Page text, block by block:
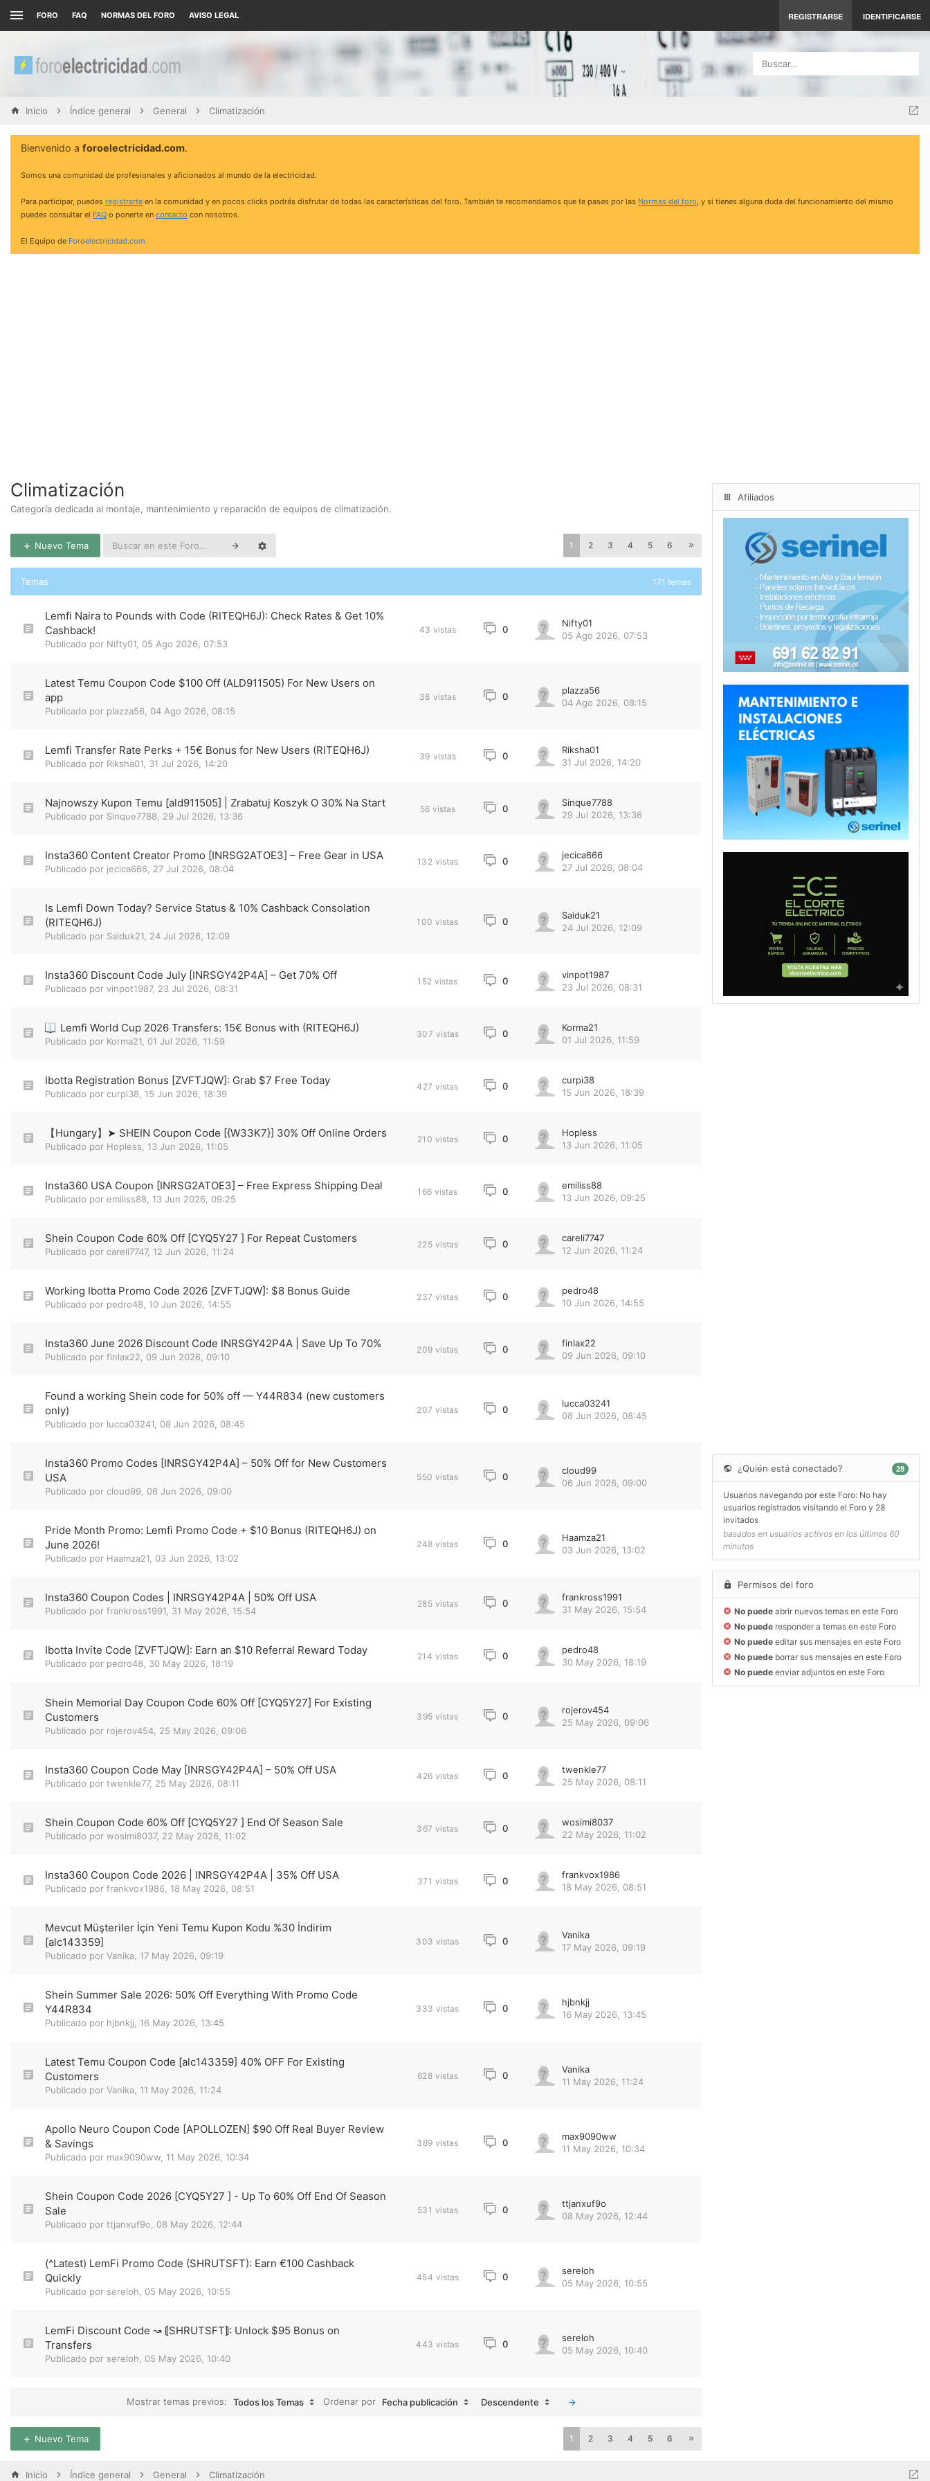
FORO FAQ NORMAS DEL FORO AVISO LEGAL REGISTRARSE IDENTIFICARSE
Buscar…
Inicio Índice general General Climatización
Bienvenido a foroelectricidad.com.
Somos una comunidad de profesionales y aficionados al mundo de la electricidad.
Para participar, puedes registrarte en la comunidad y en pocos clicks podrás disfrutar de todas las características del foro. También te recomendamos que te pases por las Normas del foro, y si tienes alguna duda del funcionamiento del mismo
puedes consultar el FAQ o ponerte en contacto con nosotros.
El Equipo de Foroelectricidad.com
Climatización
Categoría dedicada al montaje, mantenimiento y reparación de equipos de climatización.
Nuevo Tema 1 2 3 4 5 6
Temas 171 temas
Lemfi Naira to Pounds with Code (RITEQH6J): Check Rates & Get 10%
Cashback!
Publicado por Nifty01 05 Ago 2026, 07:53
43 vistas 0
Nifty01
05 Ago 2026, 07:53
Latest Temu Coupon Code $100 Off (ALD911505) For New Users on
app
Publicado por plazza56 04 Ago 2026, 08:15
38 vistas 0
plazza56
04 Ago 2026, 08:15
Lemfi Transfer Rate Perks + 15€ Bonus for New Users (RITEQH6J)
Publicado por Riksha01 31 Jul 2026, 14:20
39 vistas 0
Riksha01
31 Jul 2026, 14:20
Najnowszy Kupon Temu [ald911505] | Zrabatuj Koszyk O 30% Na Start
Publicado por Sinque7788 29 Jul 2026, 13:36
56 vistas 0
Sinque7788
29 Jul 2026, 13:36
Insta360 Content Creator Promo [INRSG2ATOE3] – Free Gear in USA
Publicado por jecica666 27 Jul 2026, 08:04
132 vistas 0
jecica666
27 Jul 2026, 08:04
Is Lemfi Down Today? Service Status & 10% Cashback Consolation
(RITEQH6J)
Publicado por Saiduk21 24 Jul 2026, 12:09
100 vistas 0
Saiduk21
24 Jul 2026, 12:09
Insta360 Discount Code July [INRSGY42P4A] – Get 70% Off
Publicado por vinpot1987, 23 Jul 2026, 08:31
152 vistas 0
vinpot1987
23 Jul 2026, 08:31
Lemfi World Cup 2026 Transfers: 15€ Bonus with (RITEQH6J)
Publicado por Korma21 01 Jul 2026, 11:59
307 vistas 0
Korma21
01 Jul 2026, 11:59
Ibotta Registration Bonus [ZVFTJQW]: Grab $7 Free Today
Publicado por curpi38 15 Jun 2026, 18:39
427 vistas 0
curpi38
15 Jun 2026, 18:39
【Hungary】➤ SHEIN Coupon Code [{W33K7}] 30% Off Online Orders
Publicado por Hopless 13 Jun 2026, 11:05
210 vistas 0
Hopless
13 Jun 2026, 11:05
Insta360 USA Coupon [INRSG2ATOE3] – Free Express Shipping Deal
Publicado por emiliss88 13 Jun 2026, 09:25
166 vistas 0
emiliss88
13 Jun 2026, 09:25
Shein Coupon Code 60% Off [CYQ5Y27 ] For Repeat Customers
Publicado por careli7747, 12 Jun 2026, 11:24
225 vistas 0
careli7747
12 Jun 2026, 11:24
Working Ibotta Promo Code 2026 [ZVFTJQW]: $8 Bonus Guide
Publicado por pedro48 10 Jun 2026, 14:55
237 vistas 0
pedro48
10 Jun 2026, 14:55
Insta360 June 2026 Discount Code INRSGY42P4A | Save Up To 70%
Publicado por finlax22 09 Jun 2026, 09:10
209 vistas 0
finlax22
09 Jun 2026, 09:10
Found a working Shein code for 50% off — Y44R834 (new customers
only)
Publicado por lucca03241 08 Jun 2026, 08:45
207 vistas 0
lucca03241
08 Jun 2026, 08:45
Insta360 Promo Codes [INRSGY42P4A] – 50% Off for New Customers
USA
Publicado por cloud99 06 Jun 2026, 09:00
550 vistas 0
cloud99
06 Jun 2026, 09:00
Pride Month Promo: Lemfi Promo Code + $10 Bonus (RITEQH6J) on
June 2026!
Publicado por Haamza21 03 Jun 2026, 13:02
248 vistas 0
Haamza21
03 Jun 2026, 13:02
Insta360 Coupon Codes | INRSGY42P4A | 50% Off USA
Publicado por frankross1991 31 May 2026, 15:54
285 vistas 0
frankross1991
31 May 2026, 15:54
Ibotta Invite Code [ZVFTJQW]: Earn an $10 Referral Reward Today
Publicado por pedro48 30 May 2026, 18:19
214 vistas 0
pedro48
30 May 2026, 18:19
Shein Memorial Day Coupon Code 60% Off [CYQ5Y27] For Existing
Customers
Publicado por rojerov454 25 May 2026, 09:06
395 vistas 0
rojerov454
25 May 2026, 09:06
Insta360 Coupon Code May [INRSGY42P4A] – 50% Off USA
Publicado por twenkle77, 25 May 2026, 08:11
426 vistas 0
twenkle77
25 May 2026, 08:11
Shein Coupon Code 60% Off [CYQ5Y27 ] End Of Season Sale
Publicado por wosimi8037, 22 May 2026, 11:02
367 vistas 0
wosimi8037
22 May 2026, 11:02
Insta360 Coupon Code 2026 | INRSGY42P4A | 35% Off USA
Publicado por frankvox1986 18 May 2026, 08:51
371 vistas 0
frankvox1986
18 May 2026, 08:51
Mevcut Müşteriler İçin Yeni Temu Kupon Kodu %30 İndirim
[alc143359]
Publicado por Vanika 17 May 2026, 09:19
303 vistas 0
Vanika
17 May 2026, 09:19
Shein Summer Sale 2026: 50% Off Everything With Promo Code
Y44R834
Publicado por hjbnkjj 16 May 2026, 13:45
333 vistas 0
hjbnkjj
16 May 2026, 13:45
Latest Temu Coupon Code [alc143359] 40% OFF For Existing
Customers
Publicado por Vanika 11 May 2026, 11:24
628 vistas 0
Vanika
11 May 2026, 11:24
Apollo Neuro Coupon Code [APOLLOZEN] $90 Off Real Buyer Review
& Savings
Publicado por max9090ww 11 May 2026, 10:34
389 vistas 0
max9090ww
11 May 2026, 10:34
Shein Coupon Code 2026 [CYQ5Y27 ] - Up To 60% Off End Of Season
Sale
Publicado por ttjanxuf9o 08 May 2026, 12:44
531 vistas 0
ttjanxuf9o
08 May 2026, 12:44
(^Latest) LemFi Promo Code (SHRUTSFT): Earn €100 Cashback
Quickly
Publicado por sereloh 05 May 2026, 10:55
454 vistas 0
sereloh
05 May 2026, 10:55
LemFi Discount Code ↝ ⟬SHRUTSFT⟭: Unlock $95 Bonus on
Transfers
Publicado por sereloh 05 May 2026, 10:40
443 vistas 0
sereloh
05 May 2026, 10:40
Mostrar temas previos: Todos los Temas Ordenar por Fecha publicación Descendente
Nuevo Tema 1 2 3 4 5 6
Afiliados
¿Quién está conectado? 28
Usuarios navegando por este Foro: No hay
usuarios registrados visitando el Foro y 28
invitados
basados en usuarios activos en los últimos 60
minutos
Permisos del foro
No puede abrir nuevos temas en este Foro
No puede responder a temas en este Foro
No puede editar sus mensajes en este Foro
No puede borrar sus mensajes en este Foro
No puede enviar adjuntos en este Foro
Inicio Índice general General Climatización